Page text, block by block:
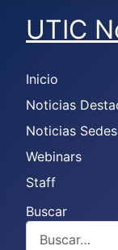
UTIC
Inicio
Noticias
Noticias Sedes
Webinars
Staff
Buscar